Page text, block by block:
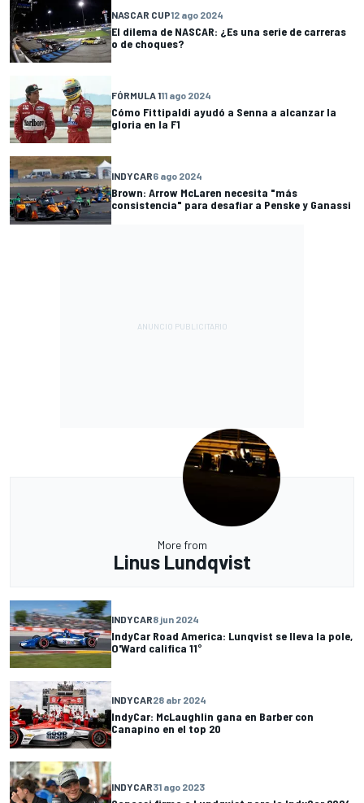
NASCAR CUP12 ago 2024
El dilema de NASCAR: ¿Es una serie de carreras
o de choques?
FÓRMULA 111 ago 2024
Cómo Fittipaldi ayudó a Senna a alcanzar la
gloria en la F1
INDYCAR6 ago 2024
Brown: Arrow McLaren necesita "más
consistencia" para desafiar a Penske y Ganassi
More from
Linus Lundqvist
INDYCAR8 jun 2024
IndyCar Road America: Lunqvist se lleva la pole,
O'Ward califica 11°
INDYCAR28 abr 2024
IndyCar: McLaughlin gana en Barber con
Canapino en el top 20
INDYCAR31 ago 2023